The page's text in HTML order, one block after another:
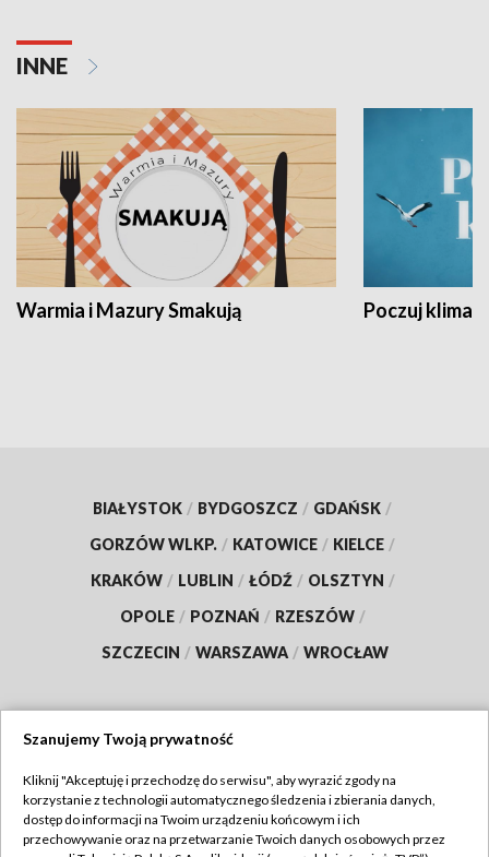
INNE
Warmia i Mazury Smakują Poczuj klimat
BIAŁYSTOK / BYDGOSZCZ / GDAŃSK /
GORZÓW WLKP. / KATOWICE / KIELCE /
KRAKÓW / LUBLIN / ŁÓDŹ / OLSZTYN /
OPOLE / POZNAŃ / RZESZÓW /
SZCZECIN / WARSZAWA / WROCŁAW
TVP
Abonament TVP
Regulamin TVP
Szanujemy Twoją prywatność
Kliknij "Akceptuję i przechodzę do serwisu", aby wyrazić zgody na
korzystanie z technologii automatycznego śledzenia i zbierania danych,
dostęp do informacji na Twoim urządzeniu końcowym i ich
przechowywanie oraz na przetwarzanie Twoich danych osobowych przez